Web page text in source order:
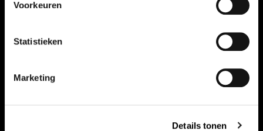
Voorkeuren
Statistieken
Marketing
Details tonen